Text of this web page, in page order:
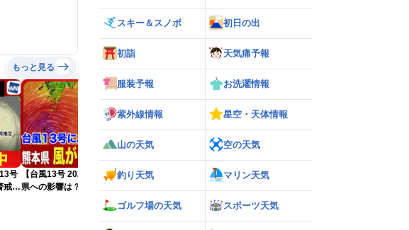
もっと見る
号
戒
【台風13号 2026】台風13号による熊本
県への影響は？（7日9時更新）
【雨情報】西〜東日本太平洋側は台風の
スキー＆スノボ 初日の出
初詣 天気痛予報
服装予報 お洗濯情報
紫外線情報 星空・天体情報
山の天気 空の天気
釣り天気 マリン天気
ゴルフ場の天気 スポーツ天気